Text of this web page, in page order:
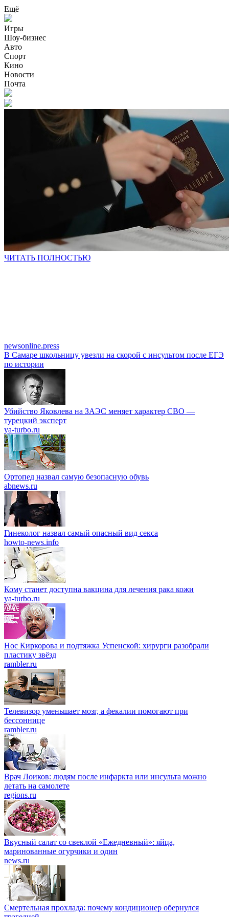
Ещё
Игры
Шоу-бизнес
Авто
Спорт
Кино
Новости
Почта
ЧИТАТЬ ПОЛНОСТЬЮ
newsonline.press
В Самаре школьницу увезли на скорой с инсультом после ЕГЭ
по истории
Убийство Яковлева на ЗАЭС меняет характер СВО —
турецкий эксперт
ya-turbo.ru
Ортопед назвал самую безопасную обувь
abnews.ru
Гинеколог назвал самый опасный вид секса
howto-news.info
Кому станет доступна вакцина для лечения рака кожи
ya-turbo.ru
Нос Киркорова и подтяжка Успенской: хирурги разобрали
пластику звёзд
rambler.ru
Телевизор уменьшает мозг, а фекалии помогают при
бессоннице
rambler.ru
Врач Лоиков: людям после инфаркта или инсульта можно
летать на самолете
regions.ru
Вкусный салат со свеклой «Ежедневный»: яйца,
маринованные огурчики и один
news.ru
Смертельная прохлада: почему кондиционер обернулся